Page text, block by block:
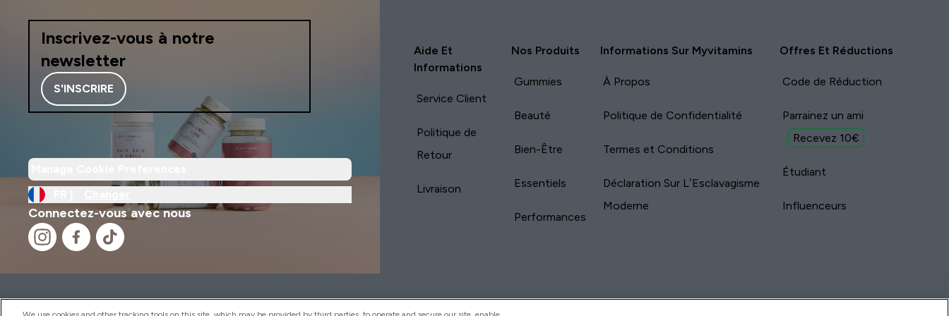
Inscrivez-vous à notre
newsletter
S'INSCRIRE
Connectez-vous avec nous
Aide Et
Informations
Service Client
Politique de
Retour
Livraison
Nos Produits
Gummies
Beauté
Bien-Être
Essentiels
Performances
Informations Sur Myvitamins
À Propos
Politique de Confidentialité
Termes et Conditions
Déclaration Sur L’Esclavagisme
Moderne
Offres Et Réductions
Code de Réduction
Parrainez un ami
Recevez 10€
Étudiant
Influenceurs
2026 THG Nutrition Limited (FRN: 1022962), trading as MyVitamins.com is an Introducer Appointed